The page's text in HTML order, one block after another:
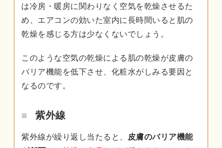
は冷房・暖房に関わりなく空気を乾燥させるた
め、エアコンの効いた室内に長時間いると肌の
乾燥を感じる方は少なくないでしょう。
このような空気の乾燥による肌の乾燥が皮膚の
バリア機能を低下させ、化粧水がしみる要因と
なるのです。
紫外線
紫外線が繰り返し当たると、 皮膚のバリア機能